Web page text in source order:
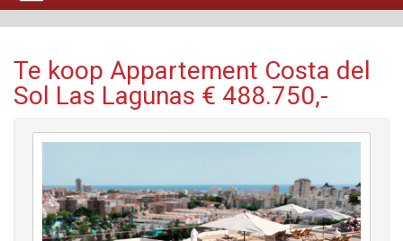
Te koop Appartement Costa del
Sol Las Lagunas € 488.750,-